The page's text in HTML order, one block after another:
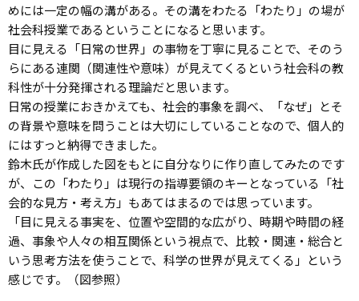
めには一定の幅の溝がある。その溝をわたる「わたり」の場が
社会科授業であるということになると思います。
目に見える「日常の世界」の事物を丁寧に見ることで、そのう
らにある連関（関連性や意味）が見えてくるという社会科の教
科性が十分発揮される理論だと思います。
日常の授業におきかえても、社会的事象を調べ、「なぜ」とそ
の背景や意味を問うことは大切にしていることなので、個人的
にはすっと納得できました。
鈴木氏が作成した図をもとに自分なりに作り直してみたのです
が、この「わたり」は現行の指導要領のキーとなっている「社
会的な見方・考え方」もあてはまるのでは思っています。
「目に見える事実を、位置や空間的な広がり、時期や時間の経
過、事象や人々の相互関係という視点で、比較・関連・総合と
いう思考方法を使うことで、科学の世界が見えてくる」という
感じです。（図参照）